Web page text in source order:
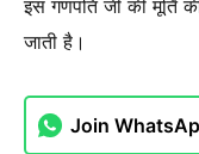
इस गणपति जी की मूर्ति
जाती है।
Join